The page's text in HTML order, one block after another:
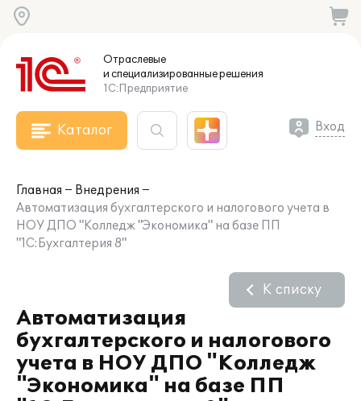
Отраслевые
и специализированныерешения
1С:Предприятие
Каталог Вход
Главная
Внедрения
Автоматизация бухгалтерского и налогового учета в
НОУ ДПО "Колледж "Экономика" на базе ПП
"1С:Бухгалтерия 8"
Автоматизация
бухгалтерского и налогового
учета в НОУ ДПО "Колледж
"Экономика" на базе ПП
К списку